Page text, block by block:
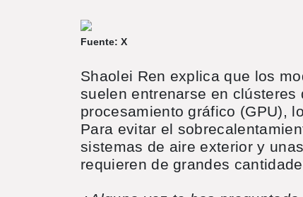
Fuente: X
Shaolei Ren explica que los
suelen entrenarse en
procesamiento gráfico (GPU),
Para evitar el
sistemas de aire exterior y
requieren de grandes